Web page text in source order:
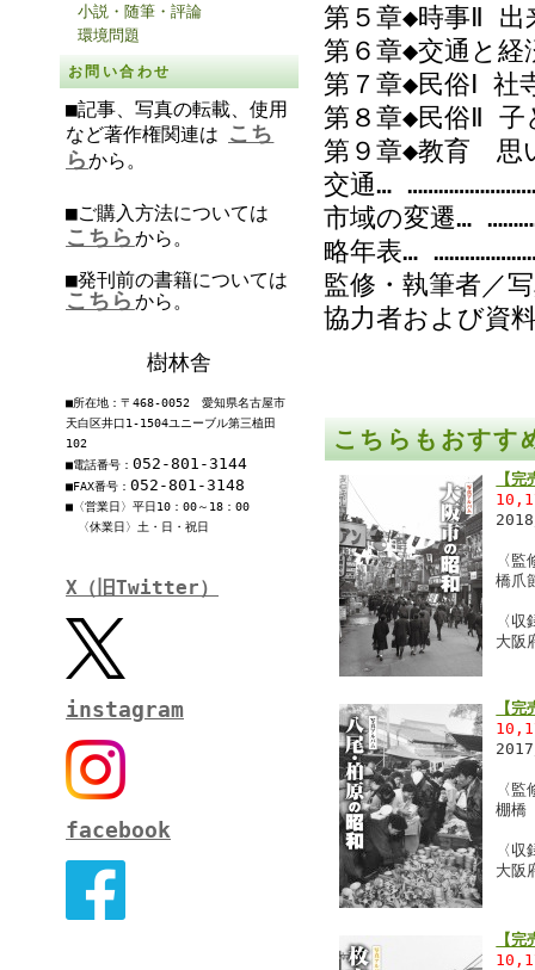
小説・随筆・評論
環境問題
お問い合わせ
■記事、写真の転載、使用
など著作権関連は こち
らから。
■ご購入方法については
こちら から。
■発刊前の書籍については
こちら から。
樹林舎
■所在地：〒468-0052 愛知県名古屋市
天白区井口1-1504ユニーブル第三植田
102
■電話番号： 052-801-3144
■FAX番号： 052-801-3148
■〈営業日〉平日10：00～18：00
〈休業日〉土・日・祝日
X（旧Twitter）
instagram
facebook
第５章◆時事Ⅱ
第６章◆交通と
第７章◆民俗Ⅰ
第８章◆民俗Ⅱ
第９章◆教育
交通…
市域の変遷…
略年表…
監修・執筆者／
協力者および資
こちらもおすす
【
〈監
橋爪
〈
大阪
【
〈監
棚橋
〈
大阪
【